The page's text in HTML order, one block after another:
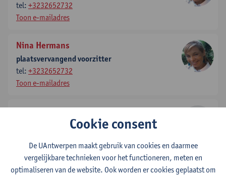
tel: +3232652732
Toon e-mailadres
Nina Hermans
plaatsvervangend voorzitter
tel: +3232652732
Toon e-mailadres
Ann Meulemans
effectief raadgevend lid
Toon e-mailadres
Cookie consent
De UAntwerpen maakt gebruik van cookies en daarmee
vergelijkbare technieken voor het functioneren, meten en
optimaliseren van de website. Ook worden er cookies geplaatst om